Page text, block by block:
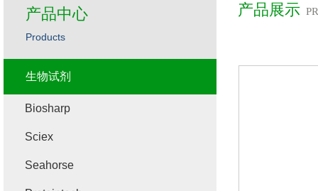
产品展示
产品中心
Products
生物试剂
Biosharp
Sciex
Seahorse